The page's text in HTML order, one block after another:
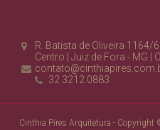
R. Batista de Oliveira 1164/
Centro | Juiz de Fora - MG |
32 3212.0883
Cinthia Pires Arquitetura - Copyright